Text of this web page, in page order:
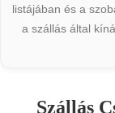
listájában és a
a szállás által
Szállás